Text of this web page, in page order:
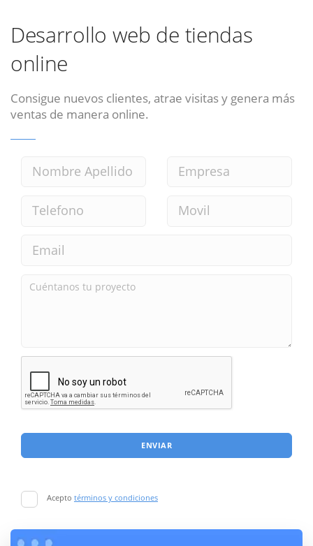
Desarrollo web de tiendas
online
Consigue nuevos clientes, atrae visitas y genera más
ventas de manera online.
ENVIAR
Acepto términos y condiciones